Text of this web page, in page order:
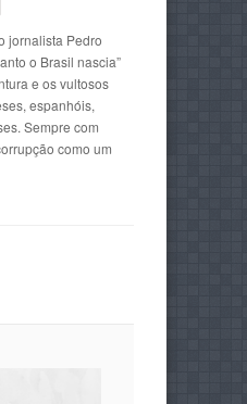
jornalista Pedro
o Brasil nascia”
e os vultosos
espanhóis,
Sempre com
como um